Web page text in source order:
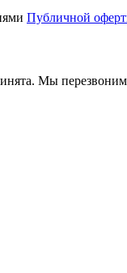
Публичной
Мы